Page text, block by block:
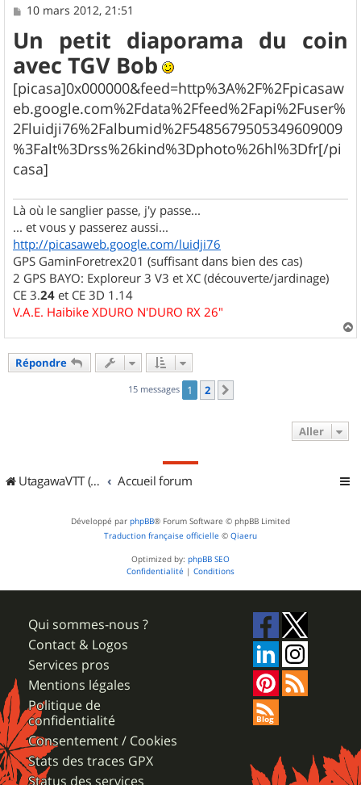
M
s
s
a
g
e
10 mars 2012, 21:51
Un petit diaporama du coin
avec TGV Bob
[picasa]0x000000&feed=http%3A%2F%2Fpicasaw
eb.google.com%2Fdata%2Ffeed%2Fapi%2Fuser%
2Fluidji76%2Falbumid%2F5485679505349609009
%3Falt%3Drss%26kind%3Dphoto%26hl%3Dfr[/pi
casa]
Là où le sanglier passe, j'y passe...
... et vous y passerez aussi...
http://picasaweb.google.com/luidji76
GPS GaminForetrex201 (suffisant dans bien des cas)
2 GPS BAYO: Exploreur 3 V3 et XC (découverte/jardinage)
CE 3.24 et CE 3D 1.14
V.A.E. Haibike XDURO N'DURO RX 26"
a
Répondre
15 messages 1 2
Aller
UtagawaVTT (Randos VTT et VTTAE avec traces GPS) Accueil forum
Développé par phpBB® Forum Software © phpBB Limited
Traduction française officielle © Qiaeru
Optimized by: phpBB SEO
Confidentialité | Conditions
Qui sommes-nous ?
Contact & Logos
Services pros
Mentions légales
Politique de
confidentialité
Consentement / Cookies
Stats des traces GPX
Status des services